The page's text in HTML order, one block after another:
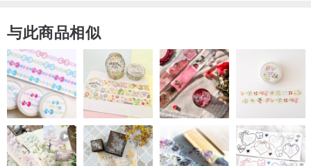
实形式和优雅本质的追求。
“The essence of beauty, I call love” — Elizabeth Barrett Browning
与此商品相似